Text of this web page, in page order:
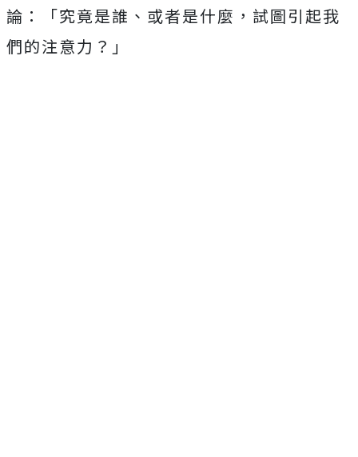
論：
「究竟是誰、或者是什麼，試圖引起我
們的注意力？」